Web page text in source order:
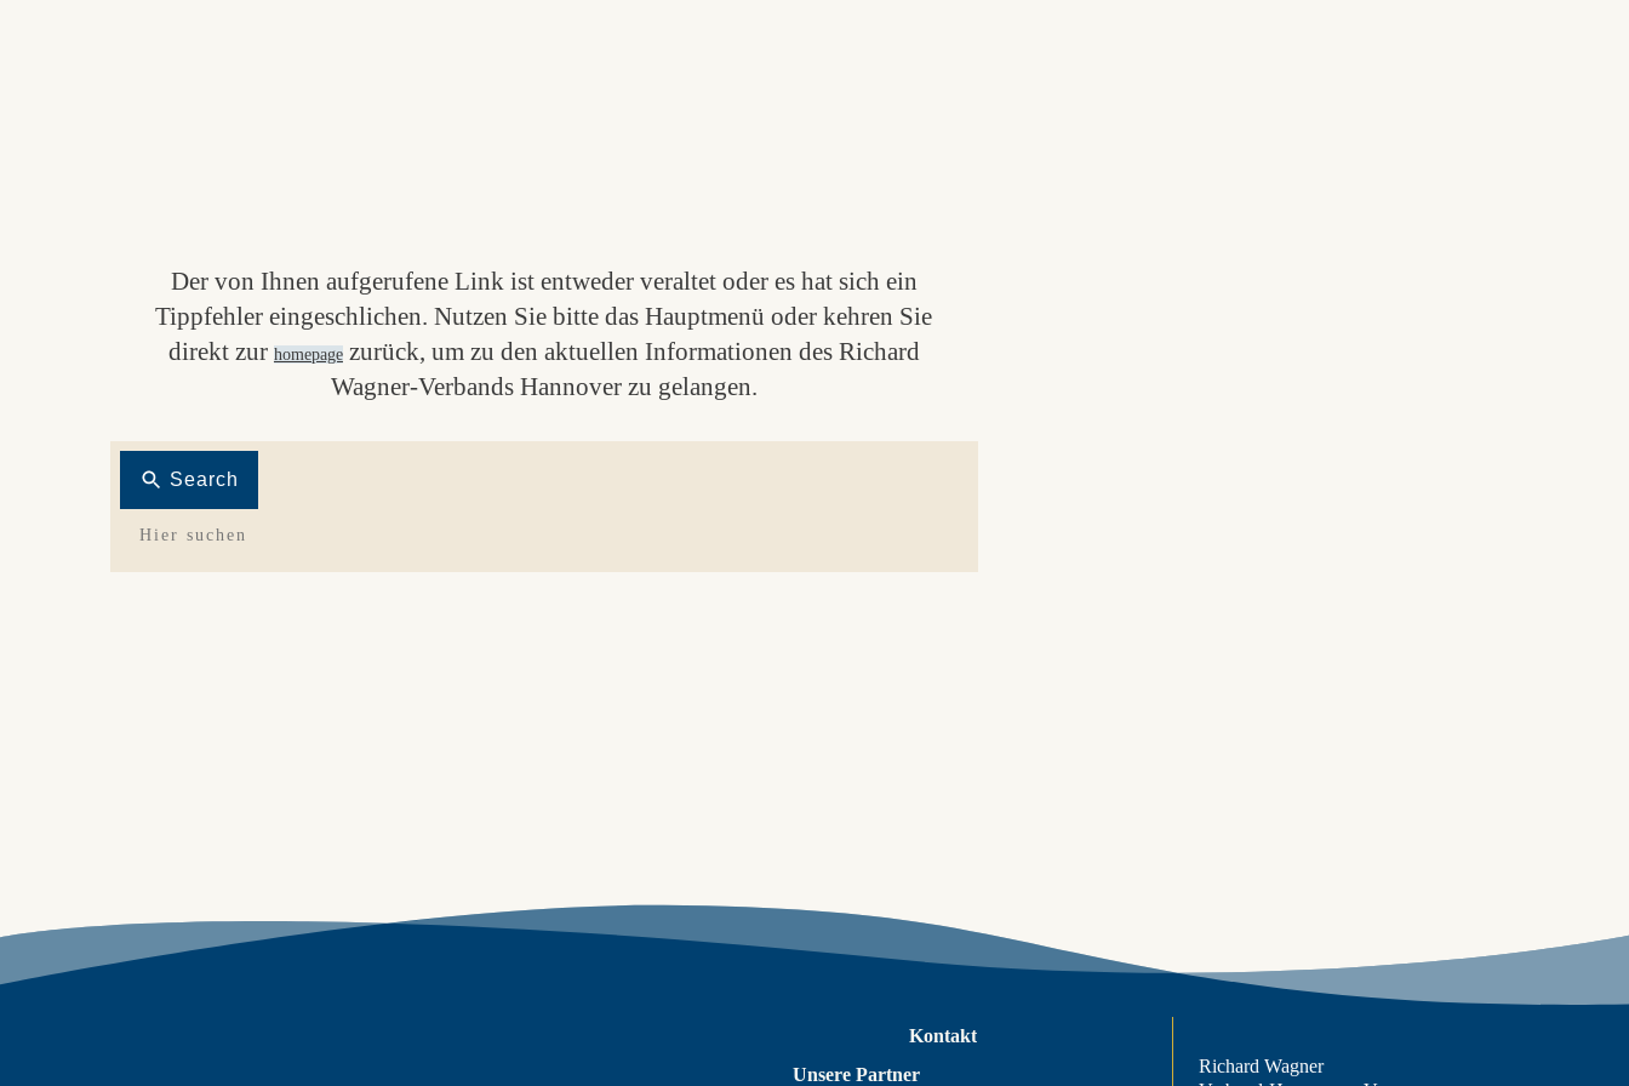
Der von Ihnen aufgerufene Link ist entweder veraltet oder es hat sich ein
Tippfehler eingeschlichen. Nutzen Sie bitte das Hauptmenü oder kehren Sie
direkt zur homepagezurück, um zu den aktuellen Informationen des Richard
Wagner-Verbands Hannover zu gelangen.
Search
Kontakt
Unsere Partner
Richard Wagner